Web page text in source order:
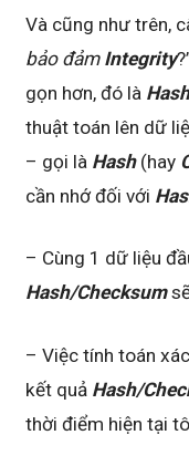
Và cũng như trên,
bảo đảm Integrity
gọn hơn, đó là
thuật toán lên dữ
– gọi là Hash(hay
cần nhớ đối với
– Cùng 1 dữ liệu
Hash/Checksum
– Việc tính toán
kết quả Hash/
thời điểm hiện tại